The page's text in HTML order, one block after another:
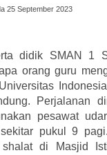
25 September 2023
didik SMAN 1
orang guru
Perjalanan
pesawat
pukul 9
di Masjid